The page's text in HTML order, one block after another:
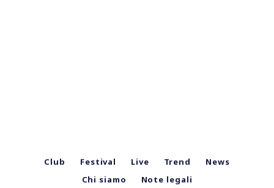
Club Festival Live Trend
News
Chi siamo
Note legali